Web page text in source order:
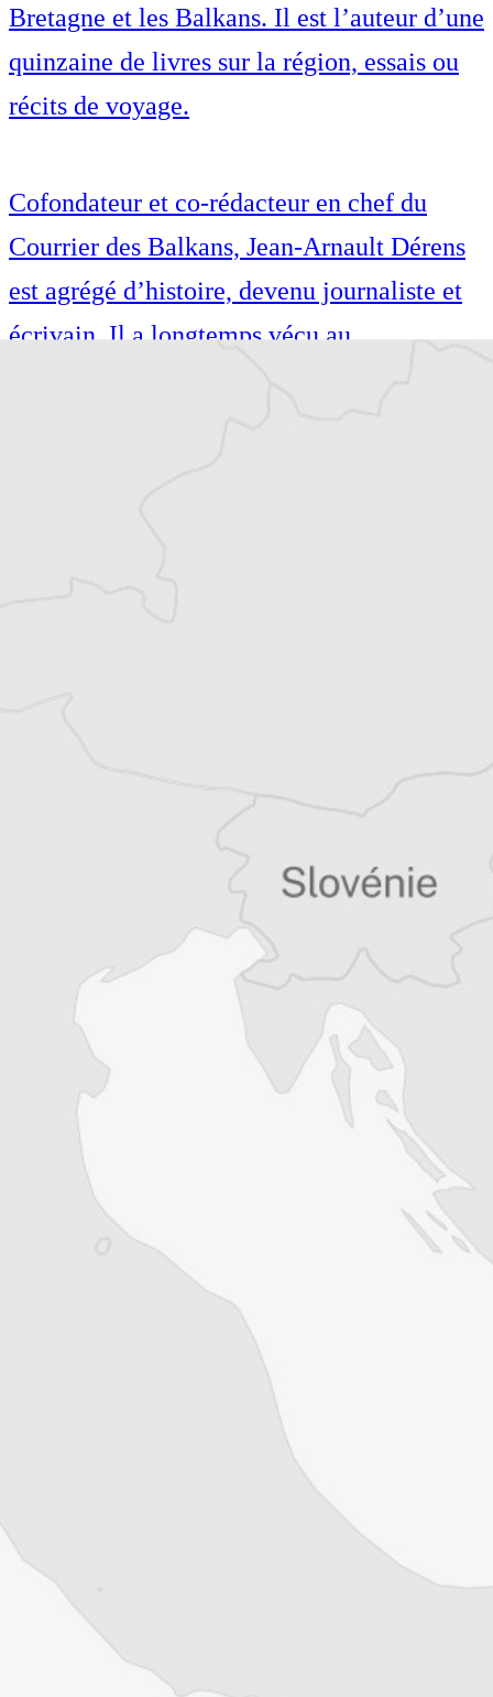
Bretagne et les Balkans. Il est l’auteur d’une
quinzaine de livres sur la région, essais ou
récits de voyage.
Cofondateur et co-rédacteur en chef du
Courrier des Balkans, Jean-Arnault Dérens
est agrégé d’histoire, devenu journaliste et
écrivain. Il a longtemps vécu au